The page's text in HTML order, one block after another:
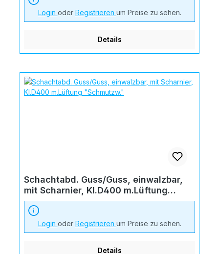
Login oder Registrieren um Preise zu sehen.
Details
Schachtabd. Guss/Guss, einwalzbar,
mit Scharnier, Kl.D400 m.Lüftung
"Schmutzw."
Login oder Registrieren um Preise zu sehen.
Details